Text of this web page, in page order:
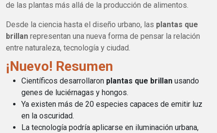
de las plantas más allá de la producción de alimentos.
Desde la ciencia hasta el diseño urbano, las plantas que
brillan representan una nueva forma de pensar la relación
entre naturaleza, tecnología y ciudad.
¡Nuevo! Resumen
Científicos desarrollaron plantas que brillan usando
genes de luciérnagas y hongos.
Ya existen más de 20 especies capaces de emitir luz
en la oscuridad.
La tecnología podría aplicarse en iluminación urbana,